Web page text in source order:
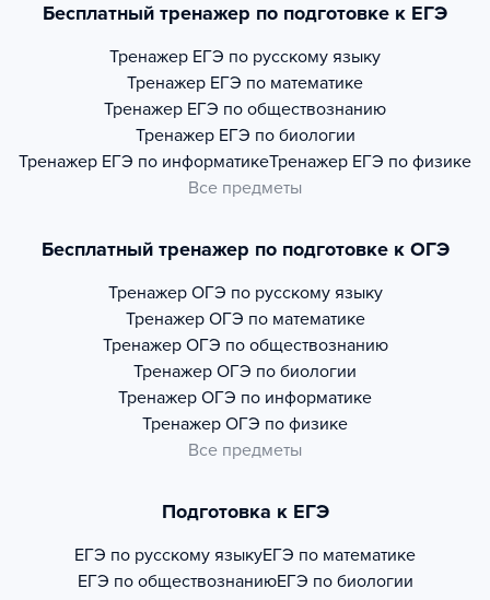
Бесплатный тренажер по подготовке к ЕГЭ
Тренажер ЕГЭ по русскому языку
Тренажер ЕГЭ по математике
Тренажер ЕГЭ по обществознанию
Тренажер ЕГЭ по биологии
Тренажер ЕГЭ по информатикеТренажер ЕГЭ по физике
Все предметы
Бесплатный тренажер по подготовке к ОГЭ
Тренажер ОГЭ по русскому языку
Тренажер ОГЭ по математике
Тренажер ОГЭ по обществознанию
Тренажер ОГЭ по биологии
Тренажер ОГЭ по информатике
Тренажер ОГЭ по физике
Все предметы
Подготовка к ЕГЭ
ЕГЭ по русскому языкуЕГЭ по математике
ЕГЭ по обществознаниюЕГЭ по биологии